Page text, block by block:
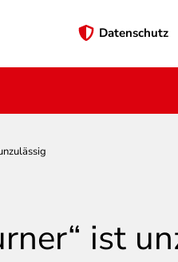
Preheader
Datenschutz
ist